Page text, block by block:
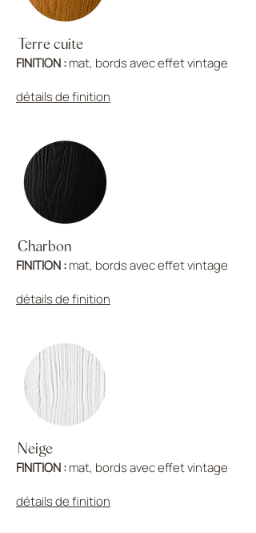
Terre cuite
FINITION :mat, bords avec effet vintage
détails de finition
Charbon
FINITION :mat, bords avec effet vintage
détails de finition
Neige
FINITION :mat, bords avec effet vintage
détails de finition